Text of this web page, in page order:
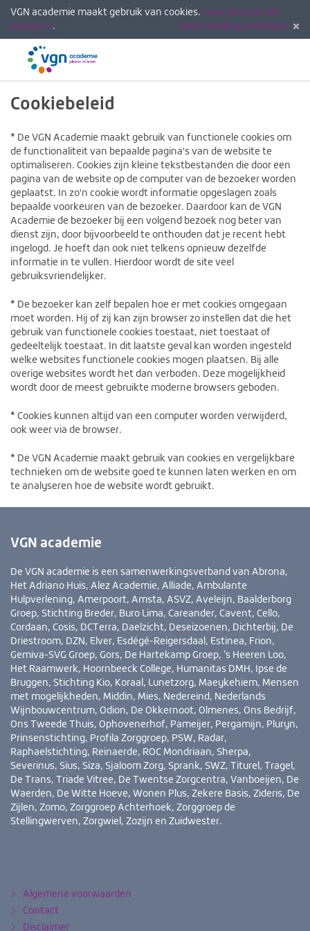
VGN academie maakt gebruik van cookies. Lees hier wat dat
betekent. Deze melding verbergen
Menu
Cookiebeleid
* De VGN Academie maakt gebruik van functionele cookies om
de functionaliteit van bepaalde pagina's van de website te
optimaliseren. Cookies zijn kleine tekstbestanden die door een
pagina van de website op de computer van de bezoeker worden
geplaatst. In zo'n cookie wordt informatie opgeslagen zoals
bepaalde voorkeuren van de bezoeker. Daardoor kan de VGN
Academie de bezoeker bij een volgend bezoek nog beter van
dienst zijn, door bijvoorbeeld te onthouden dat je recent hebt
ingelogd. Je hoeft dan ook niet telkens opnieuw dezelfde
informatie in te vullen. Hierdoor wordt de site veel
gebruiksvriendelijker.
* De bezoeker kan zelf bepalen hoe er met cookies omgegaan
moet worden. Hij of zij kan zijn browser zo instellen dat die het
gebruik van functionele cookies toestaat, niet toestaat of
gedeeltelijk toestaat. In dit laatste geval kan worden ingesteld
welke websites functionele cookies mogen plaatsen. Bij alle
overige websites wordt het dan verboden. Deze mogelijkheid
wordt door de meest gebruikte moderne browsers geboden.
* Cookies kunnen altijd van een computer worden verwijderd,
ook weer via de browser.
* De VGN Academie maakt gebruik van cookies en vergelijkbare
technieken om de website goed te kunnen laten werken en om
te analyseren hoe de website wordt gebruikt.
VGN academie
De VGN academie is een samenwerkingsverband van Abrona,
Het Adriano Huis, Alez Academie, Alliade, Ambulante
Hulpverlening, Amerpoort, Amsta, ASVZ, Aveleijn, Baalderborg
Groep, Stichting Breder, Buro Lima, Careander, Cavent, Cello,
Cordaan, Cosis, DCTerra, Daelzicht, Deseizoenen, Dichterbij, De
Driestroom, DZN, Elver, Esdégé-Reigersdaal, Estinea, Frion,
Gemiva-SVG Groep, Gors, De Hartekamp Groep, ’s Heeren Loo,
Het Raamwerk, Hoornbeeck College, Humanitas DMH, Ipse de
Bruggen, Stichting Kio, Koraal, Lunetzorg, Maeykehiem, Mensen
met mogelijkheden, Middin, Mies, Nedereind, Nederlands
Wijnbouwcentrum, Odion, De Okkernoot, Olmenes, Ons Bedrijf,
Ons Tweede Thuis, Ophovenerhof, Pameijer, Pergamijn, Pluryn,
Prinsenstichting, Profila Zorggroep, PSW, Radar,
Raphaelstichting, Reinaerde, ROC Mondriaan, Sherpa,
Severinus, Sius, Siza, Sjaloom Zorg, Sprank, SWZ, Titurel, Tragel,
De Trans, Triade Vitree, De Twentse Zorgcentra, Vanboeijen, De
Waerden, De Witte Hoeve, Wonen Plus, Zekere Basis, Zideris, De
Zijlen, Zomo, Zorggroep Achterhoek, Zorggroep de
Stellingwerven, Zorgwiel, Zozijn en Zuidwester.
Algemene voorwaarden
Contact
Disclaimer